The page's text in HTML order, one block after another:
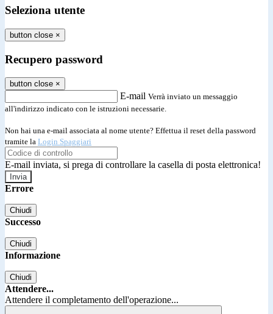
Seleziona utente
button close ×
Recupero password
button close ×
E-mail Verrà inviato un messaggio
all'indirizzo indicato con le istruzioni necessarie.
Non hai una e-mail associata al nome utente? Effettua il reset della password
tramite la Login Spaggiari
E-mail inviata, si prega di controllare la casella di posta elettronica!
Errore
Chiudi
Successo
Chiudi
Informazione
Chiudi
Attendere...
Attendere il completamento dell'operazione...